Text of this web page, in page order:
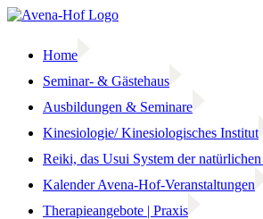
Zum
Home
Seminar- & Gästehaus
Ausbildungen & Seminare
Kinesiologie/ Kinesiologisches Institut
Reiki, das Usui System der
Kalender Avena-Hof-Veranstaltungen
Therapieangebote | Praxis